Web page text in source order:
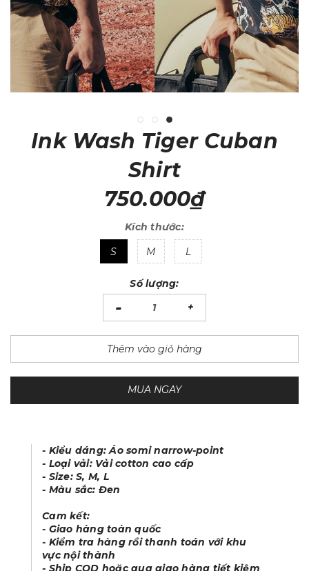
Ink Wash Tiger Cuban
Shirt
750.000₫
Kích thước:
S
M L
Số lượng:
+
-
Thêm vào giỏ hàng
MUA NGAY
- Kiểu dáng: Áo somi narrow-point
- Loại vải: Vải cotton cao cấp
- Size: S, M, L
- Màu sắc: Đen
Cam kết:
- Giao hàng toàn quốc
- Kiểm tra hàng rồi thanh toán với khu
vực nội thành
- Ship COD hoặc qua giao hàng tiết kiệm